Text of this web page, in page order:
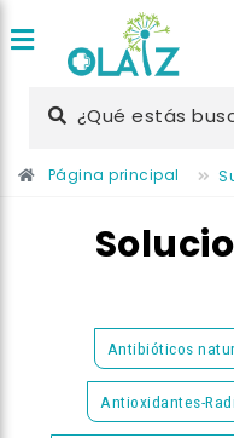
¿Qué estás
Página principal
Antibióticos
Antioxidantes-